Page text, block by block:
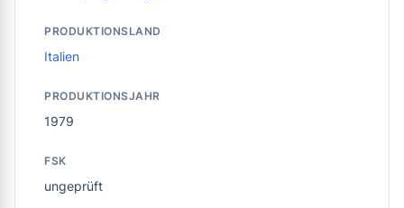
PRODUKTIONSLAND
Italien
PRODUKTIONSJAHR
1979
FSK
ungeprüft